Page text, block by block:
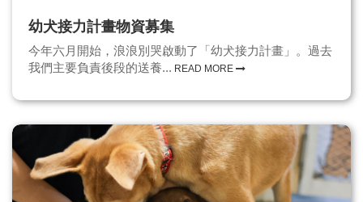
幼犬接力計畫物資募集
今年六月開始，浪浪別哭啟動了「幼犬接力計畫」。過去
我們主要負責後段的送養... READ MORE